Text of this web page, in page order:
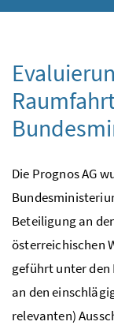
Die Prognos AG
Beteiligung an
österreichischen
geführt unter den
an den
relevanten)